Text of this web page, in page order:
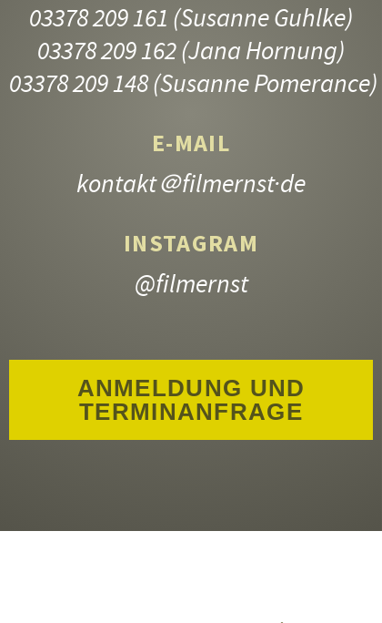
03378 209 161 (Susanne Guhlke)
03378 209 162(Jana Hornung)
03378 209 148(Susanne Pomerance)
E-MAIL
kontakt＠filmernst·de
INSTAGRAM
@filmernst
ANMELDUNG UND
TERMINANFRAGE